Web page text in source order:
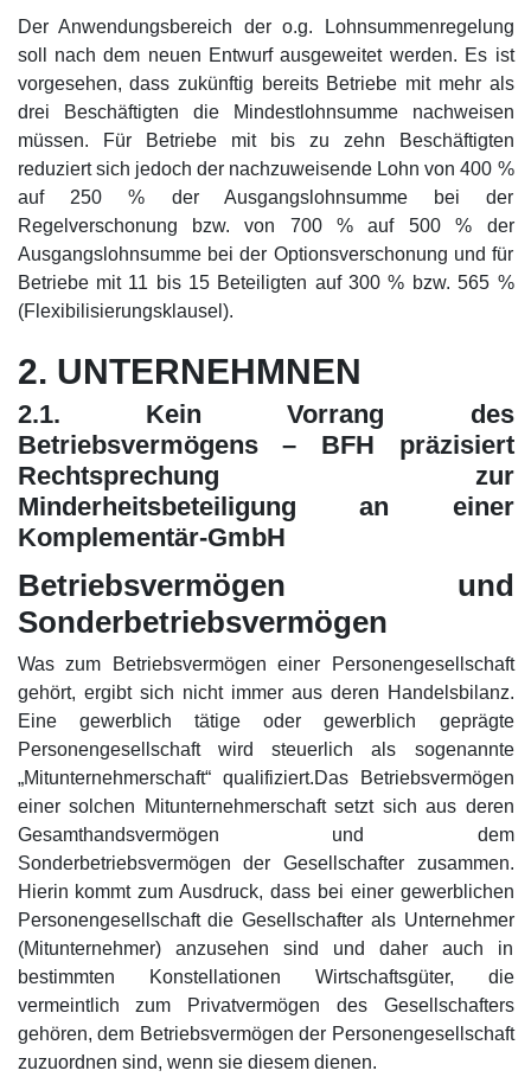
Der Anwendungsbereich der o.g. Lohnsummenregelung
soll nach dem neuen Entwurf ausgeweitet werden. Es ist
vorgesehen, dass zukünftig bereits Betriebe mit mehr als
drei Beschäftigten die Mindestlohnsumme nachweisen
müssen. Für Betriebe mit bis zu zehn Beschäftigten
reduziert sich jedoch der nachzuweisende Lohn von 400 %
auf 250 % der Ausgangslohnsumme bei der
Regelverschonung bzw. von 700 % auf 500 % der
Ausgangslohnsumme bei der Optionsverschonung und für
Betriebe mit 11 bis 15 Beteiligten auf 300 % bzw. 565 %
(Flexibilisierungsklausel).
2. UNTERNEHMNEN
2.1. Kein Vorrang des
Betriebsvermögens – BFH präzisiert
Rechtsprechung zur
Minderheitsbeteiligung an einer
Komplementär-GmbH
Betriebsvermögen und
Sonderbetriebsvermögen
Was zum Betriebsvermögen einer Personengesellschaft
gehört, ergibt sich nicht immer aus deren Handelsbilanz.
Eine gewerblich tätige oder gewerblich geprägte
Personengesellschaft wird steuerlich als sogenannte
„Mitunternehmerschaft“ qualifiziert.Das Betriebsvermögen
einer solchen Mitunternehmerschaft setzt sich aus deren
Gesamthandsvermögen und dem
Sonderbetriebsvermögen der Gesellschafter zusammen.
Hierin kommt zum Ausdruck, dass bei einer gewerblichen
Personengesellschaft die Gesellschafter als Unternehmer
(Mitunternehmer) anzusehen sind und daher auch in
bestimmten Konstellationen Wirtschaftsgüter, die
vermeintlich zum Privatvermögen des Gesellschafters
gehören, dem Betriebsvermögen der Personengesellschaft
zuzuordnen sind, wenn sie diesem dienen.